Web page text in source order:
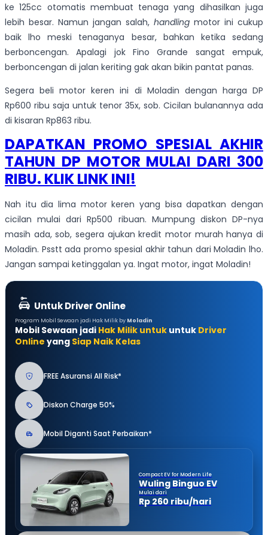
ke 125cc otomatis membuat tenaga yang dihasilkan juga
lebih besar. Namun jangan salah, handling motor ini cukup
baik lho meski tenaganya besar, bahkan ketika sedang
berboncengan. Apalagi jok Fino Grande sangat empuk,
berboncengan di jalan keriting gak akan bikin pantat panas.
Segera beli motor keren ini di Moladin dengan harga DP
Rp600 ribu saja untuk tenor 35x, sob. Cicilan bulanannya ada
di kisaran Rp863 ribu.
DAPATKAN PROMO SPESIAL AKHIR
TAHUN DP MOTOR MULAI DARI 300
RIBU. KLIK LINK INI!
Nah itu dia lima motor keren yang bisa dapatkan dengan
cicilan mulai dari Rp500 ribuan. Mumpung diskon DP-nya
masih ada, sob, segera ajukan kredit motor murah hanya di
Moladin. Psstt ada promo spesial akhir tahun dari Moladin lho.
Jangan sampai ketinggalan ya. Ingat motor, ingat Moladin!
Untuk Driver Online
Program Mobil Sewaan jadi Hak Milik by Moladin
Mobil Sewaan jadi Hak Milik untuk untuk Driver
Online yang Siap Naik Kelas
FREE Asuransi All Risk*
Diskon Charge 50%
Mobil Diganti Saat Perbaikan*
Compact EV for Modern Life
Wuling Binguo EV
Mulai dari
Rp 260 ribu/hari